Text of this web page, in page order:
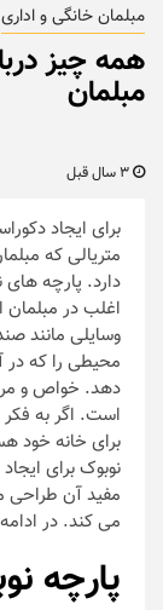
مبلمان خانگی و اداری
همه چیز
مبلمان
برای ایجاد
متریالی که
دارد. پارچه
اغلب در
وسایلی مانند
محیطی را که
دهد. خواص و
است. اگر به فکر
برای خانه خود
نوبوک برای
مفید آن طراحی
می کند. در
پارچه